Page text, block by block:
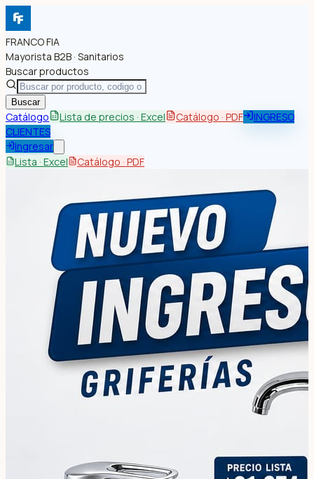
FRANCO FIA
Mayorista B2B · Sanitarios
Buscar productos
Buscar
Catálogo Lista de precios · Excel Catálogo · PDF
INGRESO
CLIENTES
Ingresar
Lista · Excel
Catálogo · PDF